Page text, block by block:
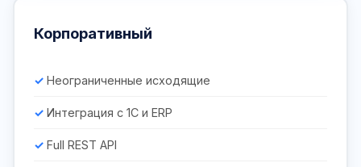
Корпоративный
Неограниченные исходящие
Интеграция с 1С и ERP
Full REST API